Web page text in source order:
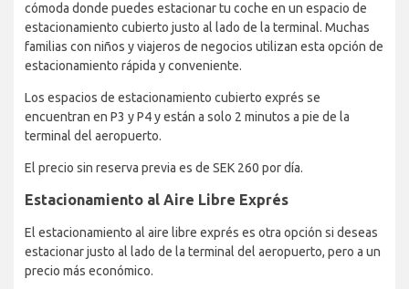
cómoda donde puedes estacionar tu coche en un espacio de
estacionamiento cubierto justo al lado de la terminal. Muchas
familias con niños y viajeros de negocios utilizan esta opción de
estacionamiento rápida y conveniente.
Los espacios de estacionamiento cubierto exprés se
encuentran en P3 y P4 y están a solo 2 minutos a pie de la
terminal del aeropuerto.
El precio sin reserva previa es de SEK 260 por día.
Estacionamiento al Aire Libre Exprés
El estacionamiento al aire libre exprés es otra opción si deseas
estacionar justo al lado de la terminal del aeropuerto, pero a un
precio más económico.